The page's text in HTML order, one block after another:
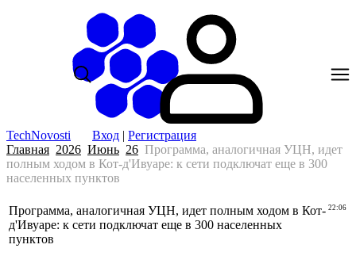
TechNovosti Вход | Регистрация
Главная 2026 Июнь 26 Программа, аналогичная УЦН, идет
полным ходом в Кот-д'Ивуаре: к сети подключат еще в 300
населенных пунктов
22:06
Программа, аналогичная УЦН, идет полным ходом в Кот-
д'Ивуаре: к сети подключат еще в 300 населенных
пунктов